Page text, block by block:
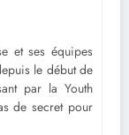
et ses équipes
le début de
par la Youth
de secret pour